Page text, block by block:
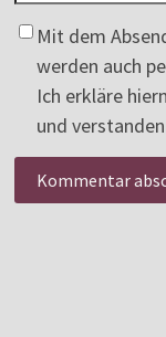
Mit dem
werden auch
Ich erkläre
und